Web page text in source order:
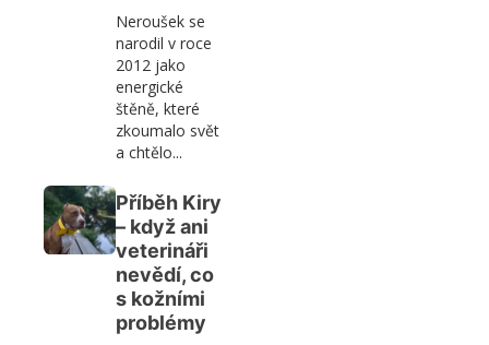
Neroušek se
narodil v roce
2012 jako
energické
štěně, které
zkoumalo svět
a chtělo...
Příběh Kiry
– když ani
veterináři
nevědí, co
s kožními
problémy